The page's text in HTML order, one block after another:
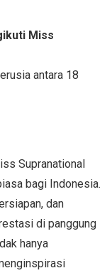
Miss
antara 18
Supranational
bagi Indonesia.
dan
di panggung
hanya